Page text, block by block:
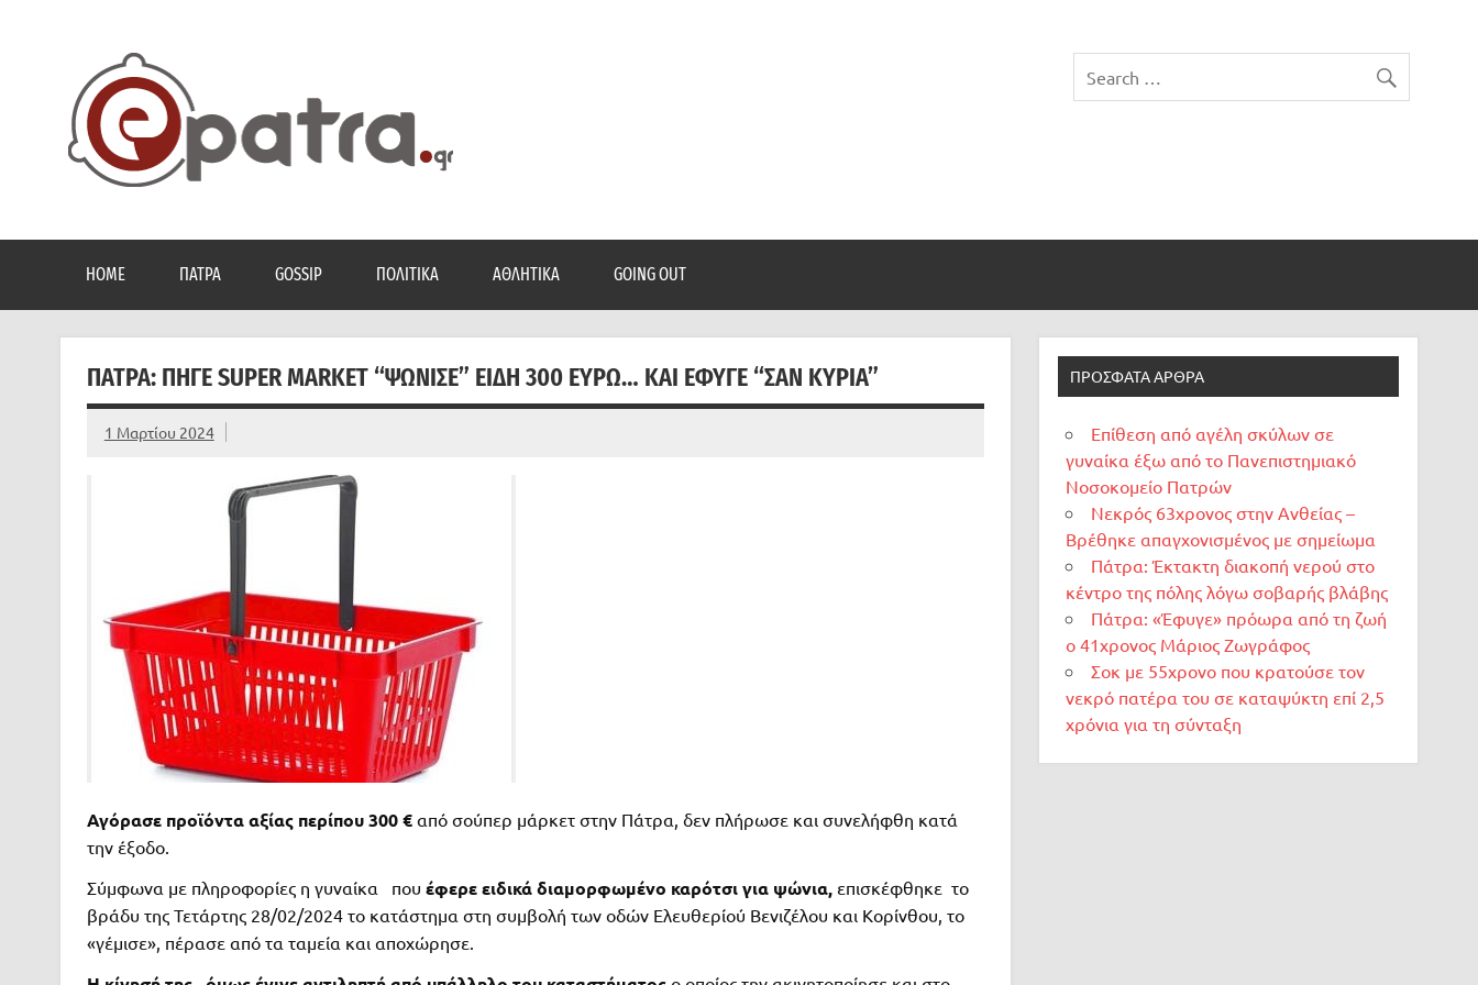
HOME ΠΆΤΡΑ GOSSIP ΠΟΛΙΤΙΚΆ ΑΘΛΗΤΙΚΆ GOING OUT
ΠΑΤΡΑ: ΠΉΓΕ SUPER MARKET “ΨΏΝΙΣΕ” ΕΊΔΗ 300 ΕΥΡΏ… ΚΑΙ ΈΦΥΓΕ “ΣΑΝ ΚΥΡΊΑ”
1 Μαρτίου 2024
Αγόρασε προϊόντα αξίας περίπου 300 €από σούπερ μάρκετ στην Πάτρα, δεν πλήρωσε και συνελήφθη κατά
την έξοδο.
Σύμφωνα με πληροφορίες η γυναίκα που έφερε ειδικά διαμορφωμένο καρότσι για ψώνια, επισκέφθηκε το
βράδυ της Τετάρτης 28/02/2024 το κατάστημα στη συμβολή των οδών Ελευθερίού Βενιζέλου και Κορίνθου, το
«γέμισε», πέρασε από τα ταμεία και αποχώρησε.
ΠΡΌΣΦΑΤΑ ΆΡΘΡΑ
Επίθεση από αγέλη σκύλων σε
γυναίκα έξω από το Πανεπιστημιακό
Νοσοκομείο Πατρών
Νεκρός 63χρονος στην Ανθείας –
Βρέθηκε απαγχονισμένος με σημείωμα
Πάτρα: Έκτακτη διακοπή νερού στο
κέντρο της πόλης λόγω σοβαρής βλάβης
Πάτρα: «Έφυγε» πρόωρα από τη ζωή
ο 41χρονος Μάριος Ζωγράφος
Σοκ με 55χρονο που κρατούσε τον
νεκρό πατέρα του σε καταψύκτη επί 2,5
χρόνια για τη σύνταξη